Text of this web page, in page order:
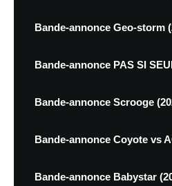
Bande-annonce Geo-storm
Bande-annonce PAS SI
Bande-annonce Scrooge
Bande-annonce Coyote vs
Bande-annonce Babystar